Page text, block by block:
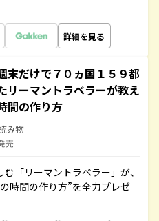
詳細を見る
だけで７０ヵ国１５９都
リーマントラベラーが教え
間の作り方
み物
売
「リーマントラベラー」が、
時間の作り方”を全力プレゼ